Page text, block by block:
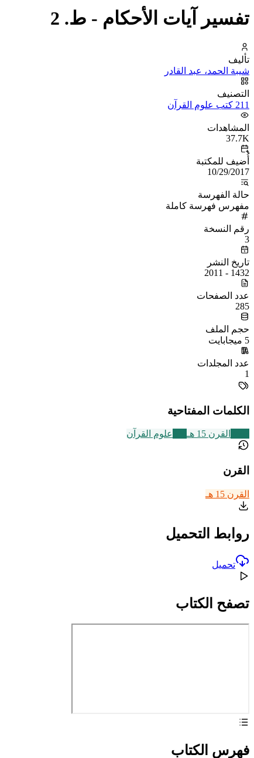
تفسير آيات الأحكام - ط. 2
تأليف
شيبة الحمد، عبد القادر
التصنيف
211 كتب علوم القرآن
المشاهدات
37.7K
أُضيف للمكتبة
10/29/2017
حالة الفهرسة
مفهرس فهرسة كاملة
رقم النسخة
3
تاريخ النشر
1432 - 2011
عدد الصفحات
285
حجم الملف
5 ميجابايت
عدد المجلدات
1
الكلمات المفتاحية
القرن 15 هـ علوم القرآن
القرن
القرن 15 هـ
روابط التحميل
تحميل
تصفح الكتاب
فهرس الكتاب